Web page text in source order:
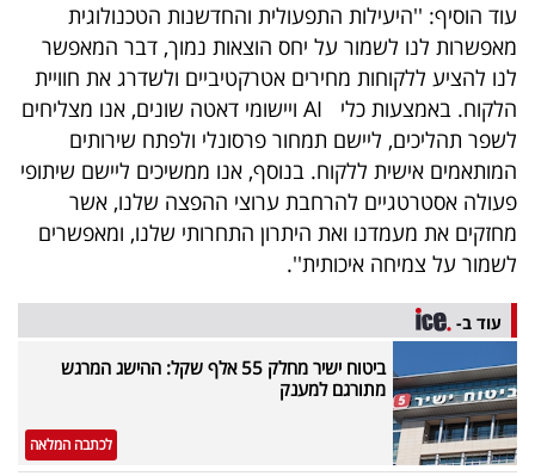
דרושים
ניוזלטרים
מייל
אדום
פרסמו
באייס
עקבו
אחרינו:
עוד הוסיף: ''היעילות התפעולית והחדשנות הטכנולוגית
מאפשרות לנו לשמור על יחס הוצאות נמוך, דבר המאפשר
לנו להציע ללקוחות מחירים אטרקטיביים ולשדרג את חוויית
הלקוח. באמצעות כלי AI ויישומי דאטה שונים, אנו מצליחים
לשפר תהליכים, ליישם תמחור פרסונלי ולפתח שירותים
המותאמים אישית ללקוח. בנוסף, אנו ממשיכים ליישם שיתופי
פעולה אסטרטגיים להרחבת ערוצי ההפצה שלנו, אשר
מחזקים את מעמדנו ואת היתרון התחרותי שלנו, ומאפשרים
לשמור על צמיחה איכותית''.
עוד ב-
ביטוח ישיר מחלק 55 אלף שקל: ההישג המרגש
מתורגם למענק
לכתבה המלאה